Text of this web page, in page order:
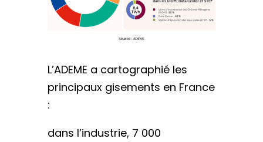
L’ADEME a cartographié les
principaux gisements en France
:
dans l’industrie, 7 000